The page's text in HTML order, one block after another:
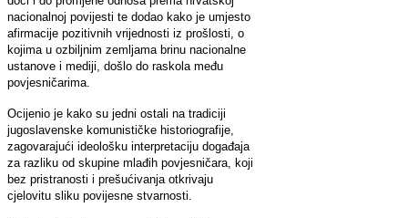
nacionalnoj povijesti te dodao kako je umjesto
afirmacije pozitivnih vrijednosti iz prošlosti, o
kojima u ozbiljnim zemljama brinu nacionalne
ustanove i mediji, došlo do raskola među
povjesničarima.
Ocijenio je kako su jedni ostali na tradiciji
jugoslavenske komunističke historiografije,
zagovarajući ideološku interpretaciju događaja
za razliku od skupine mlađih povjesničara, koji
bez pristranosti i prešućivanja otkrivaju
cjelovitu sliku povijesne stvarnosti.